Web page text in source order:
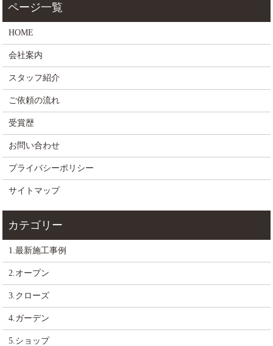
HOME
会社案内
スタッフ紹介
ご依頼の流れ
受賞歴
お問い合わせ
プライバシーポリシー
サイトマップ
1.最新施工事例
2.オープン
3.クローズ
4.ガーデン
5.ショップ